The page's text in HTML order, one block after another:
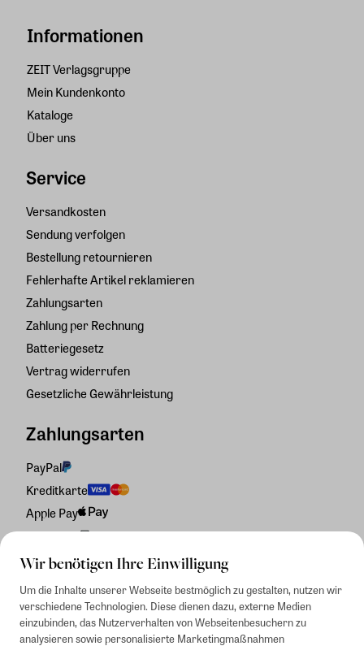
Wir benötigen Ihre Einwilligung
Um die Inhalte unserer Webseite bestmöglich zu gestalten, nutzen wir
verschiedene Technologien. Diese dienen dazu, externe Medien
einzubinden, das Nutzerverhalten von Webseitenbesuchern zu
analysieren sowie personalisierte Marketingmaßnahmen
Informationen
ZEIT Verlagsgruppe
Mein Kundenkonto
Kataloge
Über uns
Service
Versandkosten
Sendung verfolgen
Bestellung retournieren
Fehlerhafte Artikel reklamieren
Zahlungsarten
Zahlung per Rechnung
Batteriegesetz
Vertrag widerrufen
Gesetzliche Gewährleistung
Zahlungsarten
PayPal
Kreditkarte
Apple Pay
Rechnung